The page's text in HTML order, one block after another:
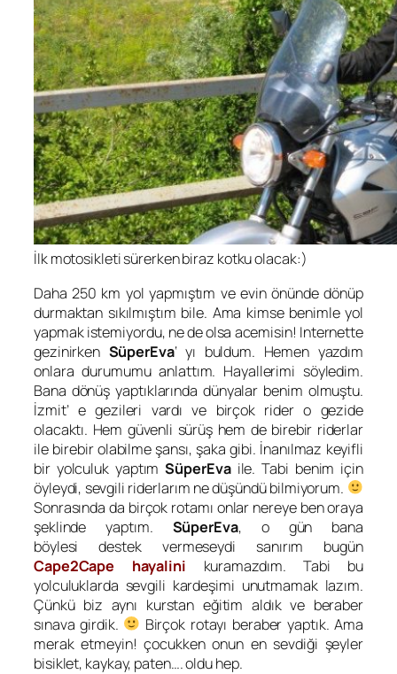
İlk motosikleti sürerken biraz kotku olacak:)
Daha 250 km yol yapmıştım ve evin önünde dönüp
durmaktan sıkılmıştım bile. Ama kimse benimle yol
yapmak istemiyordu, ne de olsa acemisin! Internette
gezinirken SüperEva‘ yı buldum. Hemen yazdım
onlara durumumu anlattım. Hayallerimi söyledim.
Bana dönüş yaptıklarında dünyalar benim olmuştu.
İzmit’ e gezileri vardı ve birçok rider o gezide
olacaktı. Hem güvenli sürüş hem de birebir riderlar
ile birebir olabilme şansı, şaka gibi. İnanılmaz keyifli
bir yolculuk yaptımSüperEvaile. Tabi benim için
öyleydi, sevgili riderlarım ne düşündü bilmiyorum.
Sonrasında da birçok rotamı onlar nereye ben oraya
şeklinde yaptım. SüperEva, o gün bana
böylesi destek vermeseydi sanırım bugün
Cape2Cape hayalini kuramazdım. Tabi bu
yolculuklarda sevgili kardeşimi unutmamak lazım.
Çünkü biz aynı kurstan eğitim aldık ve beraber
sınava girdik.
Birçok rotayı beraber yaptık. Ama
merak etmeyin! çocukken onun en sevdiği şeyler
bisiklet, kaykay, paten…. oldu hep.